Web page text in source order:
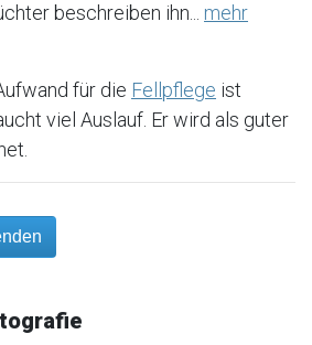
beschreiben ihn... mehr
für die Fellpflege ist
viel Auslauf. Er wird als guter